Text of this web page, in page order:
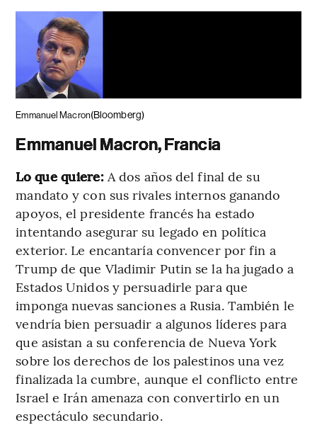
Emmanuel Macron(Bloomberg)
Emmanuel Macron, Francia
Lo que quiere: A dos años del final de su
mandato y con sus rivales internos ganando
apoyos, el presidente francés ha estado
intentando asegurar su legado en política
exterior. Le encantaría convencer por fin a
Trump de que Vladimir Putin se la ha jugado a
Estados Unidos y persuadirle para que
imponga nuevas sanciones a Rusia. También le
vendría bien persuadir a algunos líderes para
que asistan a su conferencia de Nueva York
sobre los derechos de los palestinos una vez
finalizada la cumbre, aunque el conflicto entre
Israel e Irán amenaza con convertirlo en un
espectáculo secundario.